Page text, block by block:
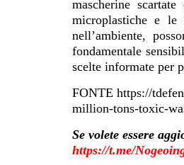
mascherine
microplastiche e le
nell’ambiente,
fondamentale
scelte informate per
FONTE https://
million-tons-toxic-
Se volete essere
https://t.me/